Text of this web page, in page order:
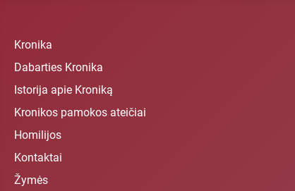
Kronika
Dabarties Kronika
Istorija apie Kroniką
Kronikos pamokos ateičiai
Homilijos
Kontaktai
Žymės